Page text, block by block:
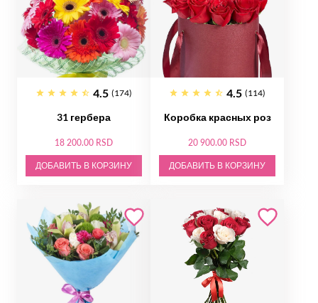
4.5 (174)
31 гербера
18 200.00 RSD
ДОБАВИТЬ В КОРЗИНУ
4.5 (114)
Коробка красных роз
20 900.00 RSD
ДОБАВИТЬ В КОРЗИНУ